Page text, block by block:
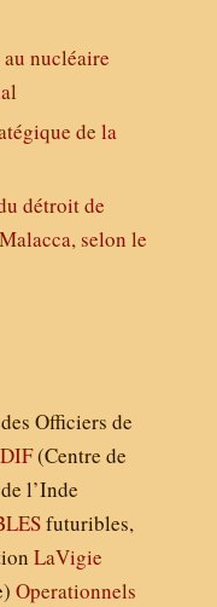
au nucléaire
de la
détroit de
selon le
Officiers de
(Centre de
l’Inde
futuribles,
LaVigie
Operationnels